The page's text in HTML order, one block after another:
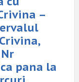
–
pana la